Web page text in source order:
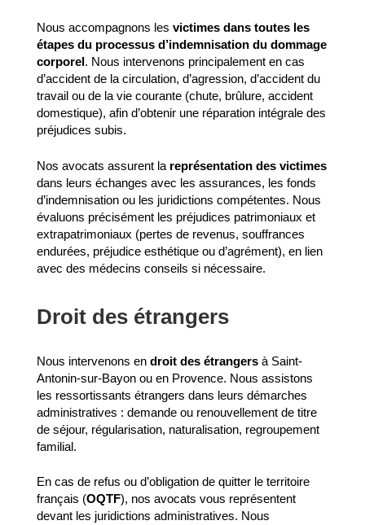
Nous accompagnons les victimes dans toutes les
étapes du processus d’indemnisation du dommage
corporel. Nous intervenons principalement en cas
d’accident de la circulation, d’agression, d’accident du
travail ou de la vie courante (chute, brûlure, accident
domestique), afin d’obtenir une réparation intégrale des
préjudices subis.
Nos avocats assurent la représentation des victimes
dans leurs échanges avec les assurances, les fonds
d’indemnisation ou les juridictions compétentes. Nous
évaluons précisément les préjudices patrimoniaux et
extrapatrimoniaux (pertes de revenus, souffrances
endurées, préjudice esthétique ou d’agrément), en lien
avec des médecins conseils si nécessaire.
Droit des étrangers
Nous intervenons en droit des étrangersà Saint-
Antonin-sur-Bayon ou en Provence. Nous assistons
les ressortissants étrangers dans leurs démarches
administratives : demande ou renouvellement de titre
de séjour, régularisation, naturalisation, regroupement
familial.
En cas de refus ou d’obligation de quitter le territoire
français (OQTF), nos avocats vous représentent
devant les juridictions administratives. Nous